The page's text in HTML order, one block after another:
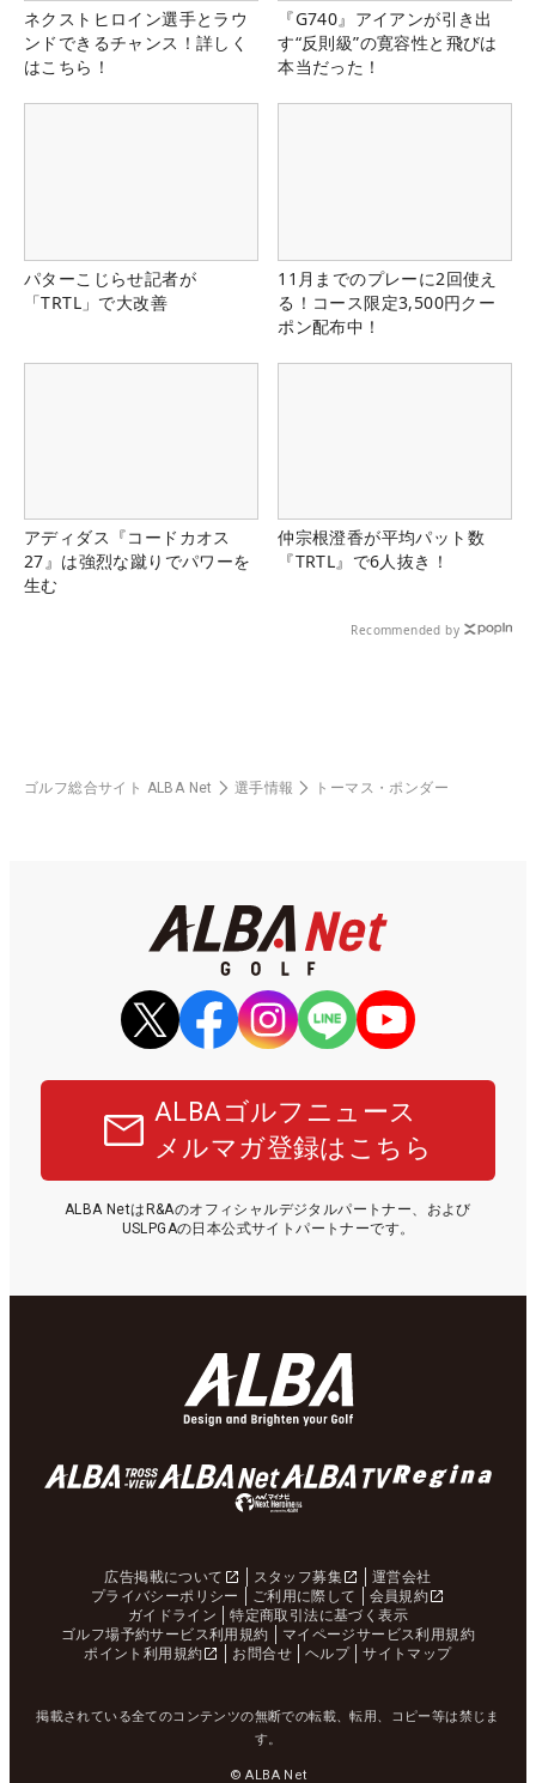
ネクストヒロイン選手とラウ
ンドできるチャンス！詳しく
はこちら！
『G740』アイアンが引き出
す“反則級”の寛容性と飛びは
本当だった！
パターこじらせ記者が
「TRTL」で大改善
11月までのプレーに2回使え
る！コース限定3,500円クー
ポン配布中！
アディダス『コードカオス
27』は強烈な蹴りでパワーを
生む
仲宗根澄香が平均パット数
『TRTL』で6人抜き！
Recommended by
ゴルフ総合サイト ALBA Net 選手情報 トーマス・ポンダー
ALBAゴルフニュース
メルマガ登録はこちら
ALBA NetはR&Aのオフィシャルデジタルパートナー、および
USLPGAの日本公式サイトパートナーです。
広告掲載について スタッフ募集
運営会社
プライバシーポリシー
ご利用に際して
会員規約
ガイドライン
特定商取引法に基づく表示
ゴルフ場予約サービス利用規約
マイページサービス利用規約
ポイント利用規約
お問合せ ヘルプ サイトマップ
掲載されている全てのコンテンツの無断での転載、転用、コピー等は禁じま
す。
© ALBA Net